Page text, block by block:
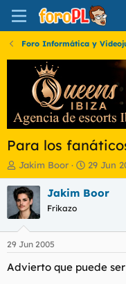
Foro Informática y
Para los
I
n
i
c
i
a
d
o
r
Jakim Boor
F
e
c
i
n
29 Jun
Jakim Boor
Frikazo
29 Jun 2005
Advierto que puede